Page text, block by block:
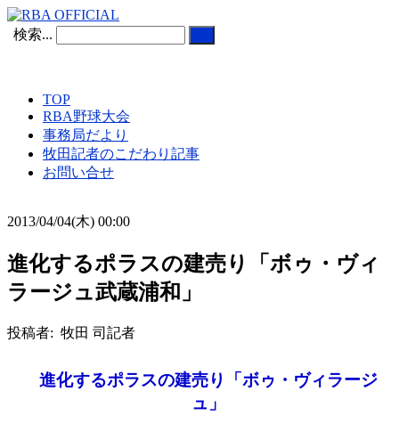
検索...
TOP
RBA野球大会
事務局だより
牧田記者のこだわり記事
お問い合せ
2013/04/04(木) 00:00
進化するポラスの建売り「ボゥ・ヴィ
ラージュ武蔵浦和」
投稿者: 牧田 司記者
進化するポラスの建売り「ボゥ・ヴィラージ
ュ」